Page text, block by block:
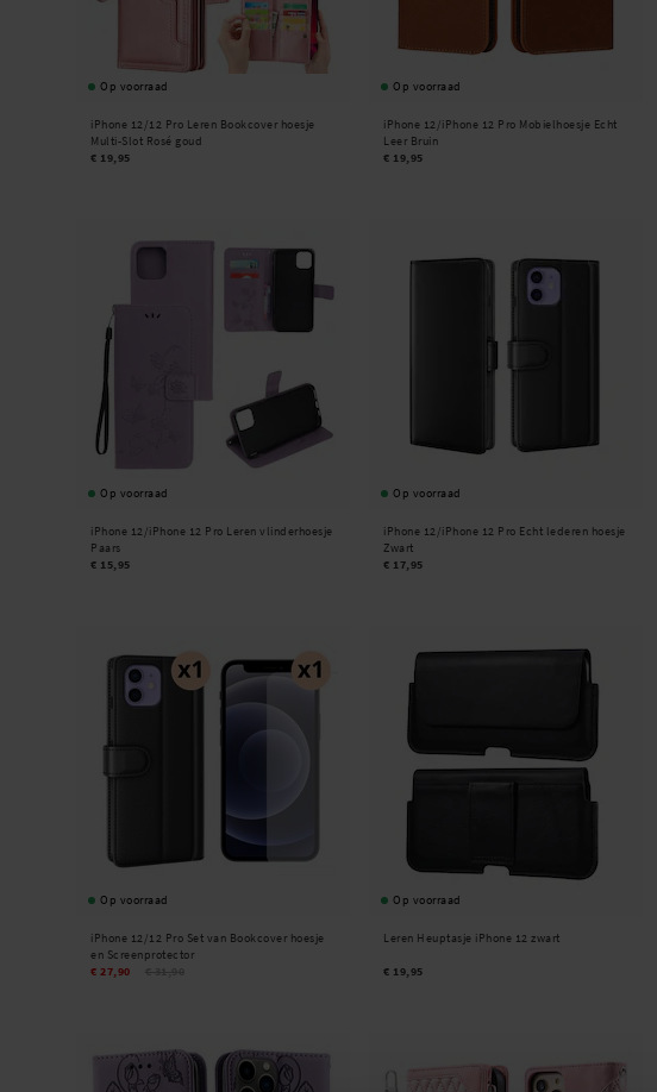
Op voorraad
iPhone 12/12 Pro Leren Bookcover hoesje
Multi-Slot Rosé goud
€ 19,95
Op voorraad
iPhone 12/iPhone 12 Pro Mobielhoesje Echt
Leer Bruin
€ 19,95
Op voorraad
iPhone 12/iPhone 12 Pro Leren vlinderhoesje
Paars
€ 15,95
Op voorraad
iPhone 12/iPhone 12 Pro Echt lederen hoesje
Zwart
€ 17,95
Op voorraad
iPhone 12/12 Pro Set van Bookcover hoesje
en Screenprotector
€ 27,90
Op voorraad
Leren Heuptasje iPhone 12 zwart
€ 19,95